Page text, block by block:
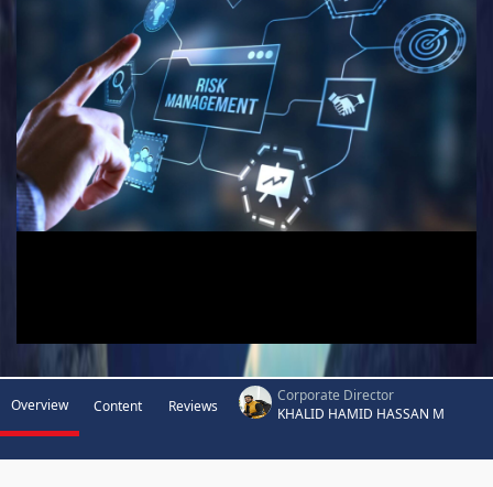
Overview Content Reviews
Corporate Director
KHALID HAMID HASSAN M